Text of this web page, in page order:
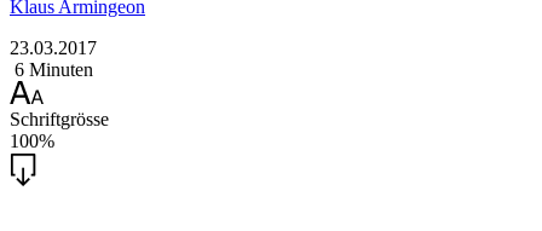
Klaus Armingeon
23.03.2017
6 Minuten
Schriftgrösse
100%